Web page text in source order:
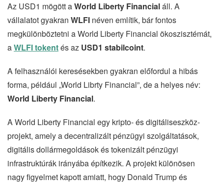
Az USD1 mögött aWorld Liberty Financialáll. A
vállalatot gyakran WLFI néven említik, bár fontos
megkülönböztetni a World Liberty Financial ökoszisztémát,
aWLFI tokentés az USD1 stabilcoint.
A felhasználói keresésekben gyakran előfordul a hibás
forma, például „World Librty Financial”, de a helyes név:
World Liberty Financial.
A World Liberty Financial egy kripto- és digitáliseszköz-
projekt, amely a decentralizált pénzügyi szolgáltatások,
digitális dollármegoldások és tokenizált pénzügyi
infrastruktúrák irányába építkezik. A projekt különösen
nagy figyelmet kapott amiatt, hogy Donald Trump és